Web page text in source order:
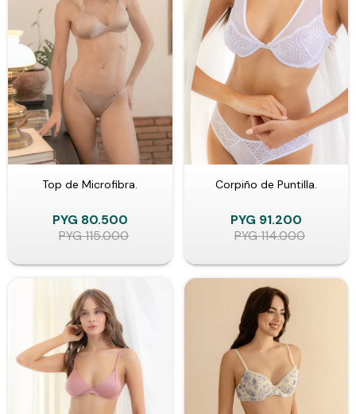
Top de Microfibra.
PYG 80.500
PYG115.000
Corpiño de Puntilla.
PYG 91.200
PYG114.000